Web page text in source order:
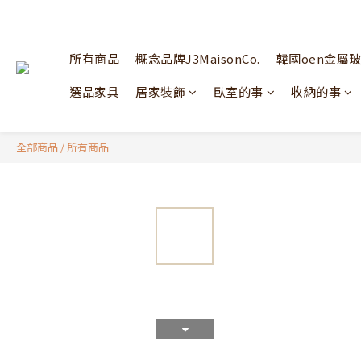
所有商品 概念品牌J3MaisonCo.
韓國oen金屬
選品家具
居家裝飾 臥室的事 收納的事
全部商品 / 所有商品